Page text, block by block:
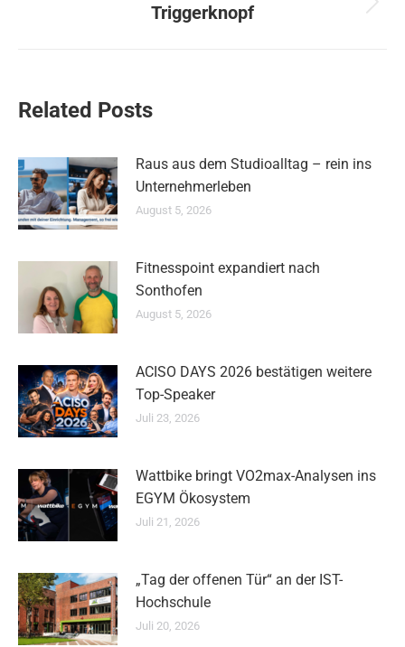
Nächster
Triggerknopf
Related Posts
Raus aus dem Studioalltag – rein ins
Unternehmerleben
August 5, 2026
Fitnesspoint expandiert nach
Sonthofen
August 5, 2026
ACISO DAYS 2026 bestätigen weitere
Top-Speaker
Juli 23, 2026
Wattbike bringt VO2max-Analysen ins
EGYM Ökosystem
Juli 21, 2026
„Tag der offenen Tür“ an der IST-
Hochschule
Juli 20, 2026